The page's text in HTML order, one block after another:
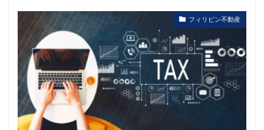
フィリピン不動産